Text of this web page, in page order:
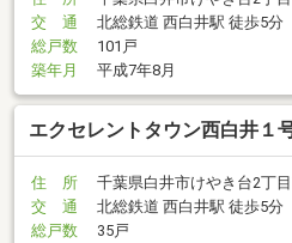
交 通
北総鉄道 西白井駅 徒歩5分
総戸数
101戸
築年月
平成7年8月
エクセレントタウン西白井１
住 所
千葉県白井市けやき台2丁
交 通
北総鉄道 西白井駅 徒歩5分
総戸数
35戸